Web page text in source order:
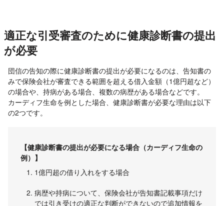
適正な引受審査のために健康診断書の提出
が必要
団信の告知の際に健康診断書の提出が必要になるのは、告知書の
みで保険会社が審査できる範囲を超える借入金額（1億円超など）
の場合や、持病がある場合、複数の病歴がある場合などです。
カーディフ生命を例とした場合、健康診断書が必要な理由は以下
の2つです。
【健康診断書の提出が必要になる場合（カーディフ生命の
例）】
1億円超の借り入れをする場合
病歴や持病について、保険会社が告知書記載事項だけ
では引き受けの適正な判断ができないので追加情報を